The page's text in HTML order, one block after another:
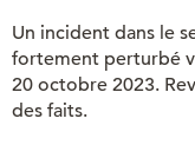
Un incident dans le
fortement perturbé
20 octobre 2023.
des faits.